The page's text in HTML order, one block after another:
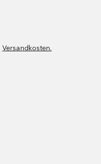
Versandkosten.